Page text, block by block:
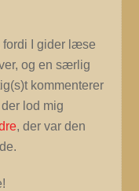
fordi I gider læse
og en særlig
kommenterer
der lod mig
, der var den